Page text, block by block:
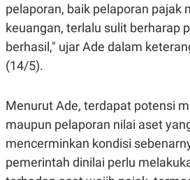
KANAL
P
A
D
T
A
I
G
E
S
KL
pelaporan, baik pelaporan pajak
keuangan, terlalu sulit berharap
berhasil," ujar Ade dalam
(14/5).
Menurut Ade, terdapat potensi
maupun pelaporan nilai aset
mencerminkan kondisi
pemerintah dinilai perlu